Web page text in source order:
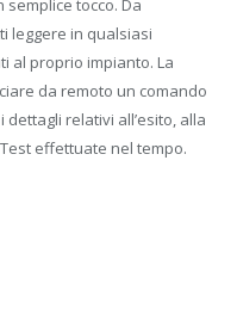
tocco. Da
leggere in qualsiasi
al proprio impianto. La
da remoto un comando
relativi all’esito, alla
effettuate nel tempo.